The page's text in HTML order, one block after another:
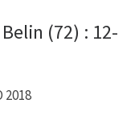
(72) : 12-
2018